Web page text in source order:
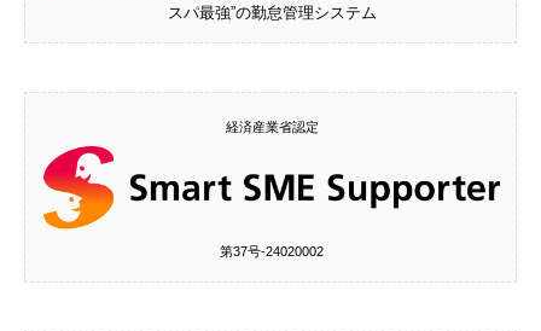
スパ最強”の勤怠管理システム
経済産業省認定
第37号‐24020002